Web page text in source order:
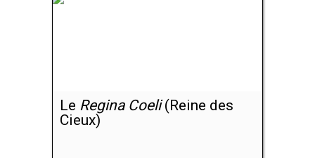
Le Regina Coeli(Reine des
Cieux)